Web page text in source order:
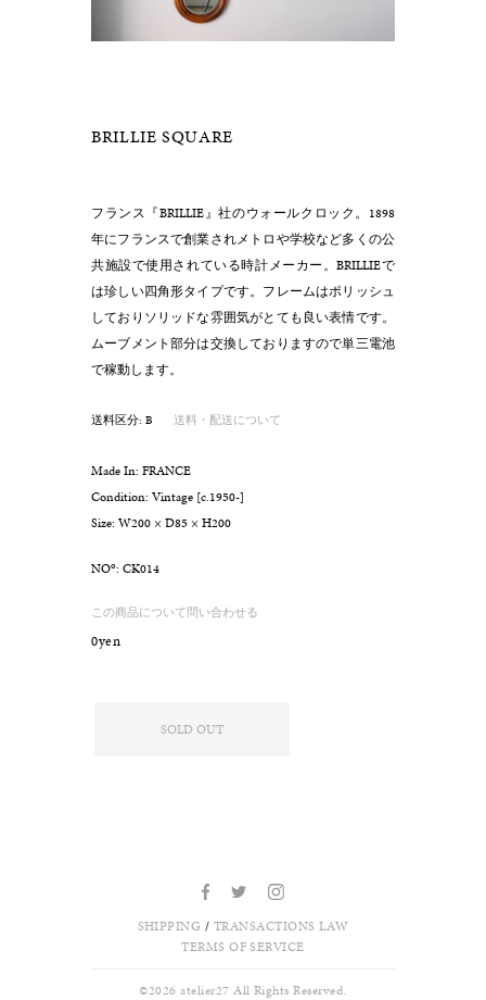
BRILLIE SQUARE
フランス『BRILLIE』社のウォールクロック。1898
年にフランスで創業されメトロや学校など多くの公
共施設で使用されている時計メーカー。BRILLIEで
は珍しい四角形タイプです。フレームはポリッシュ
しておりソリッドな雰囲気がとても良い表情です。
ムーブメント部分は交換しておりますので単三電池
で稼動します。
送料区分: B 送料・配送について
Made In: FRANCE
Condition: Vintage [c.1950-]
Size: W200 × D85 × H200
NOo: CK014
この商品について問い合わせる
0yen
SOLD OUT
SHIPPING / TRANSACTIONS LAW
TERMS OF SERVICE
©2026 atelier27 All Rights Reserved.